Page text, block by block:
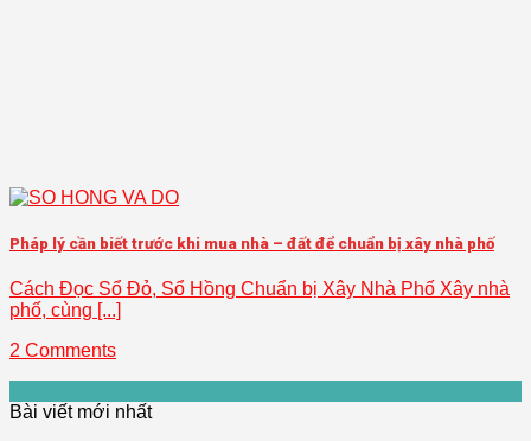
Pháp lý cần biết trước khi mua nhà – đất để chuẩn bị xây nhà phố
Cách Đọc Sổ Đỏ, Sổ Hồng Chuẩn bị Xây Nhà Phố Xây nhà
phố, cùng [...]
2 Comments
Bài viết mới nhất